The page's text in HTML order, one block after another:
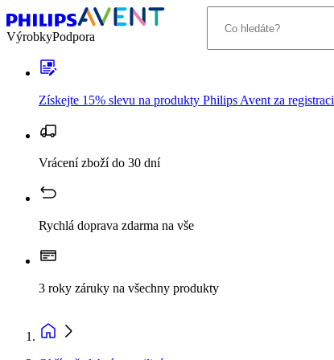
VýrobkyPodpora
Získejte 15% slevu na produkty Philips Avent za registraci
Vrácení zboží do 30 dní
Rychlá doprava zdarma na vše
3 roky záruky na všechny produkty